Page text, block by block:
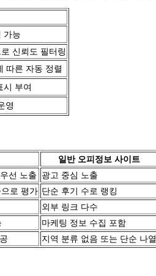
가능
신뢰도 필터링
따른 자동 정렬
시 부여
영
일반 오피정보 사이트
선 노출 광고 중심 노출
으로 평가 단순 후기 수로 랭킹
외부 링크 다수
마케팅 정보 수집 포함
지역 분류 없음 또는 단순 나열